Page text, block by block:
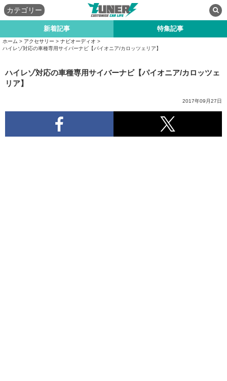
カテゴリー
新着記事 特集記事
ホーム > アクセサリー > ナビオーディオ >
ハイレゾ対応の車種専用サイバーナビ【パイオニア/カロッツェリア】
ハイレゾ対応の車種専用サイバーナビ【パイオニア/カロッツェ
リア】
2017年09月27日